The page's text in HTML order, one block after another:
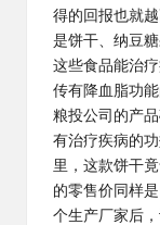
得的回报也就
是饼干、纳豆
这些食品能治
传有降血脂功
粮投公司的产
有治疗疾病的
里，这款饼干
的零售价同样
个生产厂家后